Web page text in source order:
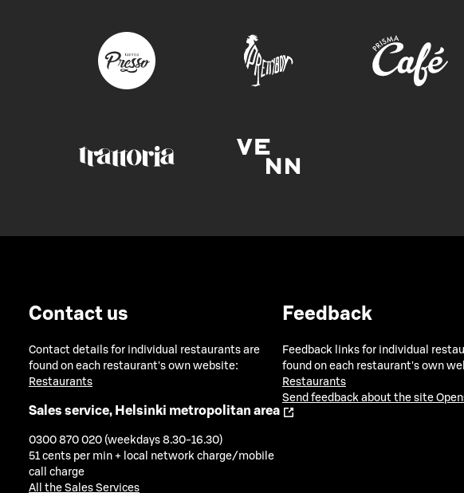
Contact us
Contact details for individual restaurants are
found on each restaurant's own website:
Restaurants
Sales service, Helsinki metropolitan area
0300 870 020 (weekdays 8.30-16.30)
51 cents per min + local network charge/mobile
call charge
All the Sales Services
Feedback
Feedback links for individual
found on each restaurant's own
Restaurants
Send feedback about the site